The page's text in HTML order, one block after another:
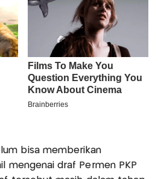
bisa memberikan
mengenai draf Permen PKP